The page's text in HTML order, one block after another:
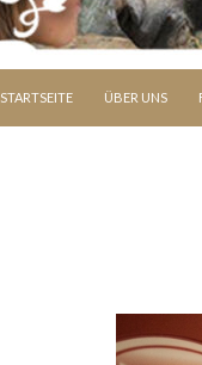
STARTSEITE
ÜBER UNS